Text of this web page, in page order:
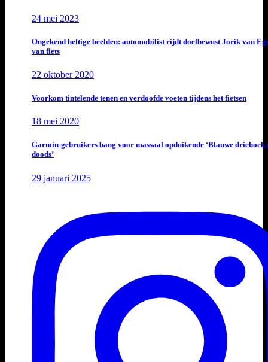
24 mei 2023
Ongekend heftige beelden: automobilist rijdt doelbewust Jorik van
van fiets
22 oktober 2020
Voorkom tintelende tenen en verdoofde voeten tijdens het fietsen
18 mei 2020
Garmin-gebruikers bang voor massaal opduikende ‘Blauwe driehoek
doods’
29 januari 2025